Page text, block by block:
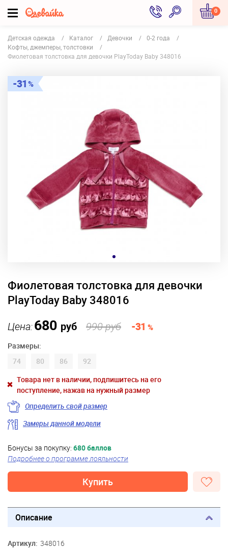
0
Детская одежда Каталог Девочки
0-2 года
Кофты, джемперы, толстовки
Фиолетовая толстовка для девочки PlayToday Baby 348016
31
Фиолетовая толстовка для девочки
PlayToday Baby 348016
Цена:680 руб 990 руб -31 %
Размеры:
74
80 86
92
Товара нет в наличии, подпишитесь на его
поступление, нажав на нужный размер
Определить свой размер
Замеры данной модели
Бонусы за покупку: 680 баллов
Подробнее о программе лояльности
Купить
Описание
Артикул: 348016